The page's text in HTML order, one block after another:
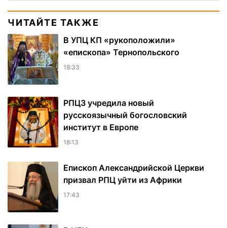
ЧИТАЙТЕ ТАКЖЕ
В УПЦ КП «рукоположили»
«епископа» Тернопольского
18:33
РПЦЗ учредила новый
русскоязычный богословский
институт в Европе
18:13
Епископ Александрийской Церкви
призвал РПЦ уйти из Африки
17:43